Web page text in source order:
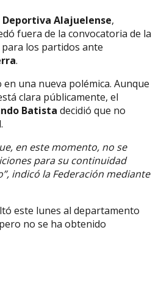
Deportiva Alajuelense,
fuera de la convocatoria de la
para los partidos ante
.
una nueva polémica. Aunque
clara públicamente, el
Batista decidió que no
en este momento, no se
para su continuidad
indicó la Federación mediante
este lunes al departamento
no se ha obtenido